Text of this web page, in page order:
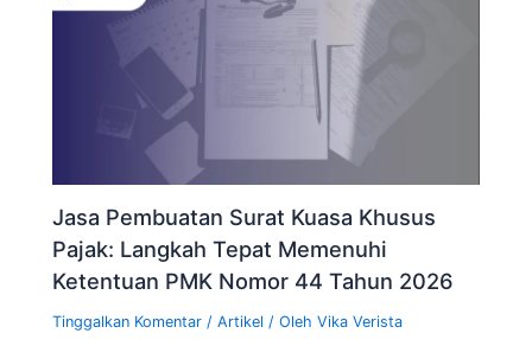
Jasa Pembuatan Surat Kuasa Khusus
Pajak: Langkah Tepat Memenuhi
Ketentuan PMK Nomor 44 Tahun 2026
Tinggalkan Komentar /Artikel / OlehVika Verista